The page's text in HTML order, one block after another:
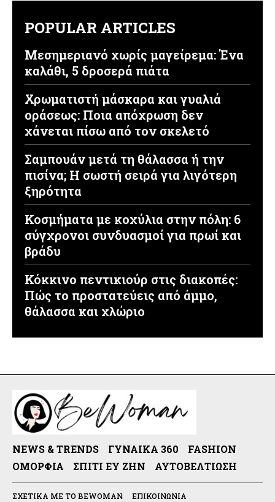
POPULAR ARTICLES
Μεσημεριανό χωρίς μαγείρεμα: Ένα
καλάθι, 5 δροσερά πιάτα
Χρωματιστή μάσκαρα και γυαλιά
οράσεως: Ποια απόχρωση δεν
χάνεται πίσω από τον σκελετό
Σαμπουάν μετά τη θάλασσα ή την
πισίνα; Η σωστή σειρά για λιγότερη
ξηρότητα
Κοσμήματα με κοχύλια στην πόλη: 6
σύγχρονοι συνδυασμοί για πρωί και
βράδυ
Κόκκινο πεντικιούρ στις διακοπές:
Πώς το προστατεύεις από άμμο,
θάλασσα και χλώριο
NEWS & TRENDS ΓΥΝΑΊΚΑ 360
FASHION
ΟΜΟΡΦΙΆ
ΣΠΊΤΙ ΕΥ ΖΗΝ ΑΥΤΟΒΕΛΤΊΩΣΗ
ΣΧΕΤΙΚΆ ΜΕ ΤΟ BEWOMAN
ΕΠΙΚΟΙΝΩΝΊΑ